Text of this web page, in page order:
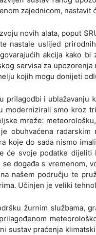
zajednicom, nastavit
novih alata, poput
nastale uslijed
akcija kako
servisa za
kojih mogu donijeti
prilagodbi i
smo kroz
mreže:
obuhvaćena radarskim
koje do sada nismo
će svoje podatke
događa s vremenom,
našem području te
Učinjen je veliki
žurnim službama,
sustav praćenja